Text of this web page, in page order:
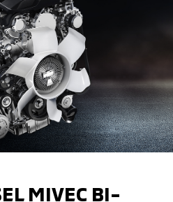
MIVEC BI-